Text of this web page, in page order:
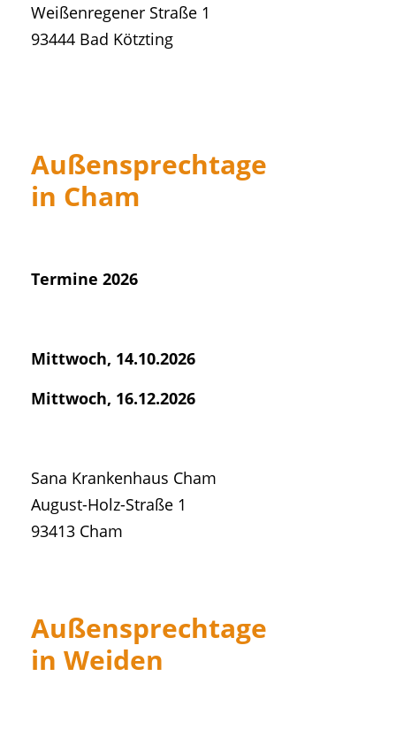
Weißenregener Straße 1
93444 Bad Kötzting
Außensprechtage
in Cham
Termine 2026
Mittwoch, 14.10.2026
Mittwoch, 16.12.2026
Sana Krankenhaus Cham
August-Holz-Straße 1
93413 Cham
Außensprechtage
in Weiden